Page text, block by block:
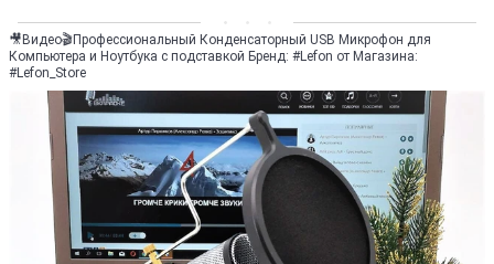
🎥Видео🎬Профессиональный Конденсаторный USB Микрофон для
Компьютера и Ноутбука с подставкой Бренд: #Lefon от Магазина:
#Lefon_Store